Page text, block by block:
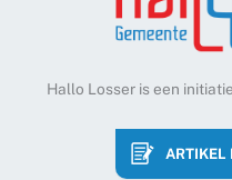
Hallo Losser is een
ARTIKEL